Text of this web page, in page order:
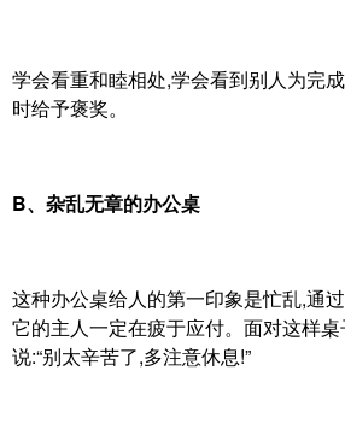
学会看重和睦相处,学会看到别人为完
时给予褒奖。
B、杂乱无章的办公桌
这种办公桌给人的第一印象是忙乱,通
它的主人一定在疲于应付。面对这样
说:“别太辛苦了,多注意休息!”